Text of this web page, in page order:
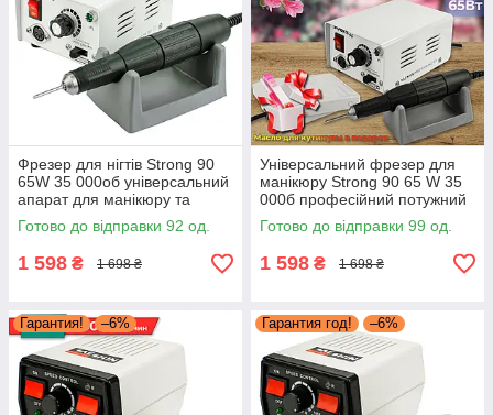
Фрезер для нігтів Strong 90
65W 35 000об універсальний
апарат для манікюру та
педикюру Стронг 90
Готово до відправки 92 од.
1 598 ₴ 1 698 ₴
Універсальний фрезер для
манікюру Strong 90 65 W 35
000б професійний потужний
апаратний манікюр Стронг
90
Готово до відправки 99 од.
1 598 ₴ 1 698 ₴
Гарантия! –6% Гарантия год! –6%